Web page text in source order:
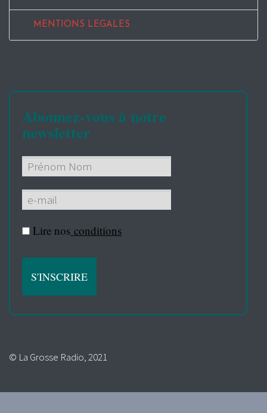
MENTIONS LEGALES
Abonnez-vous à notre
newsletter
Lire nos conditions
© La Grosse Radio, 2021